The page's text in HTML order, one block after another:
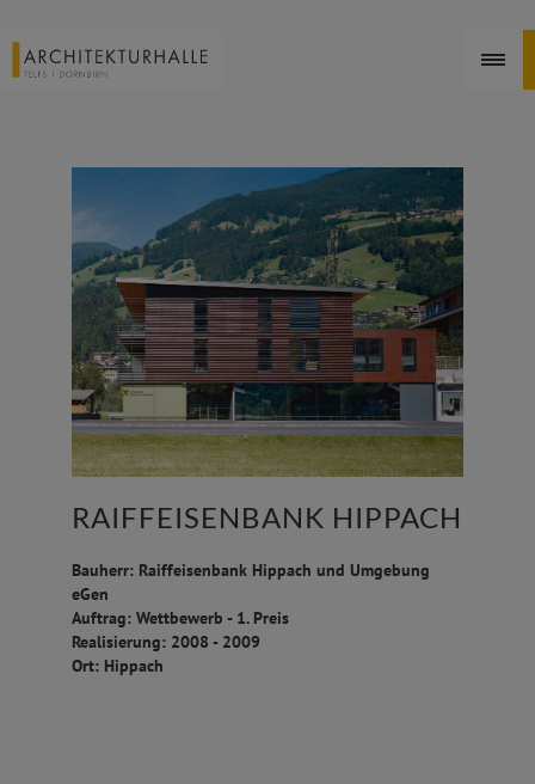
RAIFFEISENBANK HIPPACH
Bauherr: Raiffeisenbank Hippach und Umgebung
eGen
Auftrag: Wettbewerb - 1. Preis
Realisierung: 2008 - 2009
Ort: Hippach